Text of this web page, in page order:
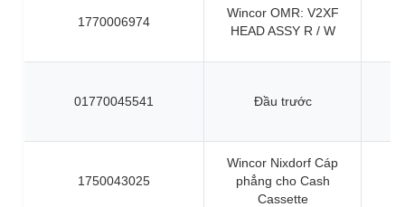
1770006974
Wincor OMR: V2XF
HEAD ASSY R / W
01770045541 Đầu trước
1750043025
Wincor Nixdorf Cáp
phẳng cho Cash
Cassette